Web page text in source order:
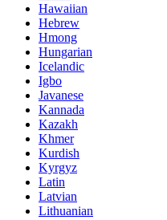
Hawaiian
Hebrew
Hmong
Hungarian
Icelandic
Igbo
Javanese
Kannada
Kazakh
Khmer
Kurdish
Kyrgyz
Latin
Latvian
Lithuanian